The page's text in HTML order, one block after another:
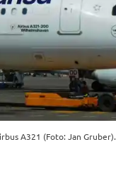
A321 (Foto: Jan Gruber).